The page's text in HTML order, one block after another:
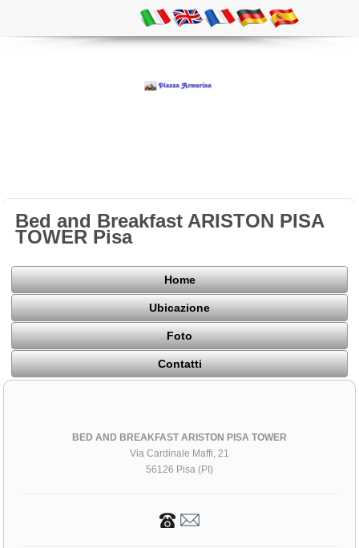
Bed and Breakfast ARISTON PISA
TOWER Pisa
Home
Ubicazione
Foto
Contatti
BED AND BREAKFAST ARISTON PISA TOWER
Via Cardinale Maffi, 21
56126 Pisa (PI)